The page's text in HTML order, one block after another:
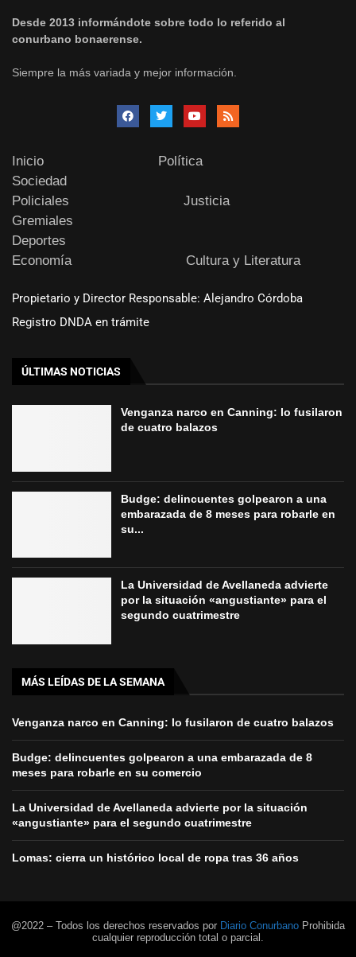
Desde 2013 informándote sobre todo lo referido al
conurbano bonaerense.
Siempre la más variada y mejor información.
Inicio
Política
Sociedad
Policiales
Justicia
Gremiales
Deportes
Economía
Cultura y Literatura
Propietario y Director Responsable: Alejandro Córdoba
Registro DNDA en trámite
ÚLTIMAS NOTICIAS
Venganza narco en Canning: lo fusilaron
de cuatro balazos
Budge: delincuentes golpearon a una
embarazada de 8 meses para robarle en
su...
La Universidad de Avellaneda advierte
por la situación «angustiante» para el
segundo cuatrimestre
MÁS LEÍDAS DE LA SEMANA
Venganza narco en Canning: lo fusilaron de cuatro balazos
Budge: delincuentes golpearon a una embarazada de 8
meses para robarle en su comercio
La Universidad de Avellaneda advierte por la situación
«angustiante» para el segundo cuatrimestre
Lomas: cierra un histórico local de ropa tras 36 años
@2022 – Todos los derechos reservados por Diario Conurbano Prohibida
cualquier reproducción total o parcial.